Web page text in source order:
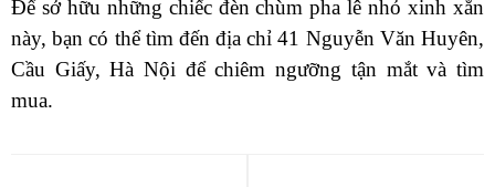
Để sở hữu những chiếc đèn chùm pha lê nhỏ xinh xắn
này, bạn có thể tìm đến địa chỉ 41 Nguyễn Văn Huyên,
Cầu Giấy, Hà Nội để chiêm ngưỡng tận mắt và tìm
mua.